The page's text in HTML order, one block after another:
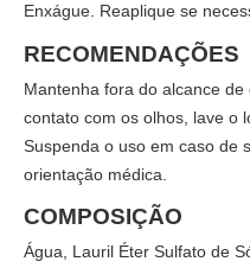
Enxágue. Reaplique se
RECOMENDAÇÕES
Mantenha fora do alcance
contato com os olhos, lave o
Suspenda o uso em caso de
orientação médica.
COMPOSIÇÃO
Água, Lauril Éter Sulfato de